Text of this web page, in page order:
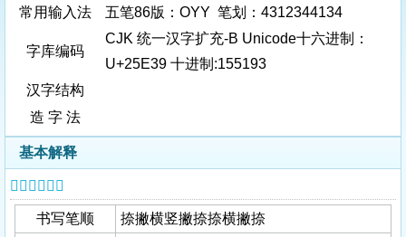
常用输入法
五笔86版：OYY 笔划：4312344134
字库编码
CJK 统一汉字扩充-B Unicode十六进制：
U+25E39 十进制:155193
汉字结构
造 字 法
基本解释
𥸹字基本信息
书写笔顺 捺撇横竖撇捺捺横撇捺